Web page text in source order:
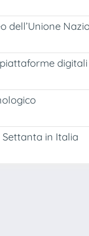
piattaforme digitali
in Italia